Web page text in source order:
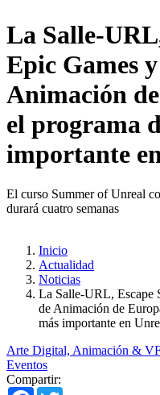
La Salle-
Epic Games
Animación
el programa
importante
El curso Summer of Unreal
durará cuatro semanas
Inicio
Actualidad
Noticias
La Salle-URL, Escape
de Animación de
más importante en
Arte Digital, Animación &
Eventos
Compartir: